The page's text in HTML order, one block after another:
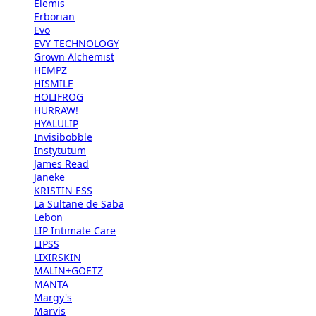
Elemis
Erborian
Evo
EVY TECHNOLOGY
Grown Alchemist
HEMPZ
HISMILE
HOLIFROG
HURRAW!
HYALULIP
Invisibobble
Instytutum
James Read
Janeke
KRISTIN ESS
La Sultane de Saba
Lebon
LIP Intimate Care
LIPSS
LIXIRSKIN
MALIN+GOETZ
MANTA
Margy's
Marvis